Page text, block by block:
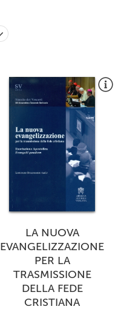
LA NUOVA
EVANGELIZZAZIONE
PER LA
TRASMISSIONE
DELLA FEDE
CRISTIANA